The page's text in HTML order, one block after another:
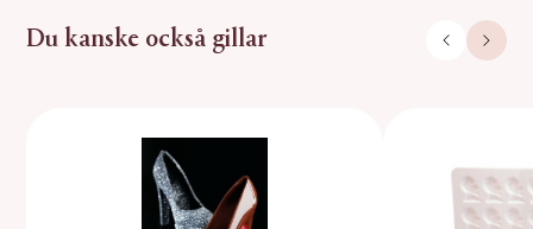
Du kanske också gillar